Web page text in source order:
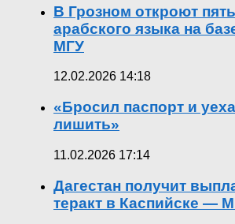
В Грозном откроют
арабского языка на
МГУ
12.02.2026 14:18
«Бросил паспорт и
лишить»
11.02.2026 17:14
Дагестан получит
теракт в Каспийске —